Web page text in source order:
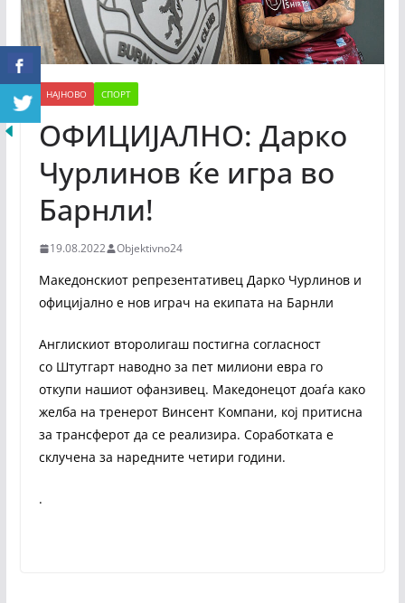
НАЈНОВО СПОРТ
ОФИЦИЈАЛНО: Дарко
Чурлинов ќе игра во
Барнли!
19.08.2022 Objektivno24
Македонскиот репрезентативец Дарко Чурлинов и
официјално е нов играч на екипата на Барнли
Англискиот второлигаш постигна согласност
со Штутгарт наводно за пет милиони евра го
откупи нашиот офанзивец. Македонецот доаѓа како
желба на тренерот Винсент Компани, кој притисна
за трансферот да се реализира. Соработката е
склучена за наредните четири години.
.